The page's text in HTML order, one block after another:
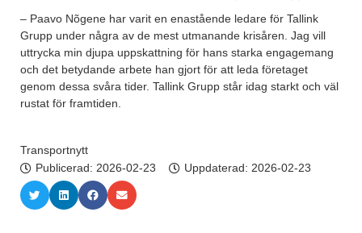
– Paavo Nõgene har varit en enastående ledare för Tallink
Grupp under några av de mest utmanande krisåren. Jag vill
uttrycka min djupa uppskattning för hans starka engagemang
och det betydande arbete han gjort för att leda företaget
genom dessa svåra tider. Tallink Grupp står idag starkt och väl
rustat för framtiden.
Transportnytt
Publicerad: 2026-02-23 Uppdaterad: 2026-02-23